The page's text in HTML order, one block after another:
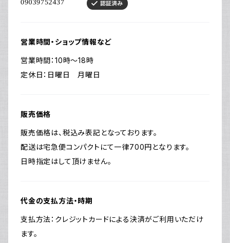
営業時間・ショップ情報など
営業時間：10時〜18時
定休日：日曜日 月曜日
販売価格
販売価格は、税込み表記となっております。
配送は宅急便コンパクトにて一律700円となります。
日時指定はして頂けません。
代金の支払方法・時期
支払方法：クレジットカードによる決済がご利用いただけ
ます。